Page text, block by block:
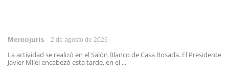
Mercojuris 2 de agosto de 2026
La actividad se realizó en el Salón Blanco de Casa Rosada. El Presidente
Javier Milei encabezó esta tarde, en el ...